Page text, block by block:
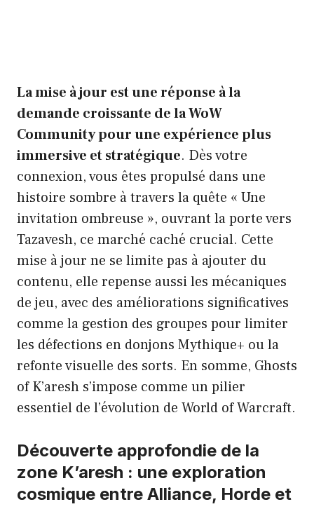
La mise à jour est une réponse à la
demande croissante de la WoW
Community pour une expérience plus
immersive et stratégique. Dès votre
connexion, vous êtes propulsé dans une
histoire sombre à travers la quête « Une
invitation ombreuse », ouvrant la porte vers
Tazavesh, ce marché caché crucial. Cette
mise à jour ne se limite pas à ajouter du
contenu, elle repense aussi les mécaniques
de jeu, avec des améliorations significatives
comme la gestion des groupes pour limiter
les défections en donjons Mythique+ ou la
refonte visuelle des sorts. En somme, Ghosts
of K’aresh s’impose comme un pilier
essentiel de l’évolution de World of Warcraft.
Découverte approfondie de la
zone K’aresh : une exploration
cosmique entre Alliance, Horde et